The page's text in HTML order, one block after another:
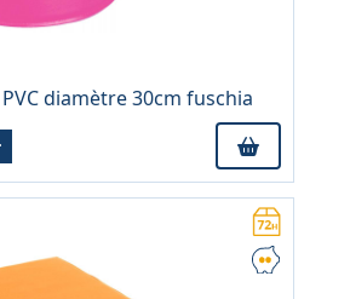
diamètre 30cm fuschia